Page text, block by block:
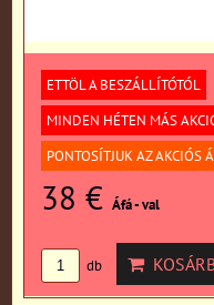
ETTÖL A BESZÁLLÍTÓTÓL
MINDEN HÉTEN MÁS
PONTOSÍTJUK AZ AKCIÓS
38 € Áfá - val
db